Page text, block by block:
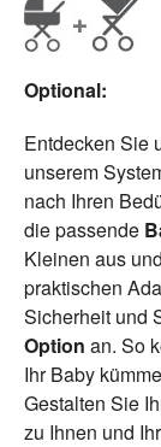
Optional:
Entdecken Sie
unserem
nach Ihren
die passende
Kleinen aus
praktischen
Sicherheit und
Option an. So
Ihr Baby
Gestalten Sie
zu Ihnen und